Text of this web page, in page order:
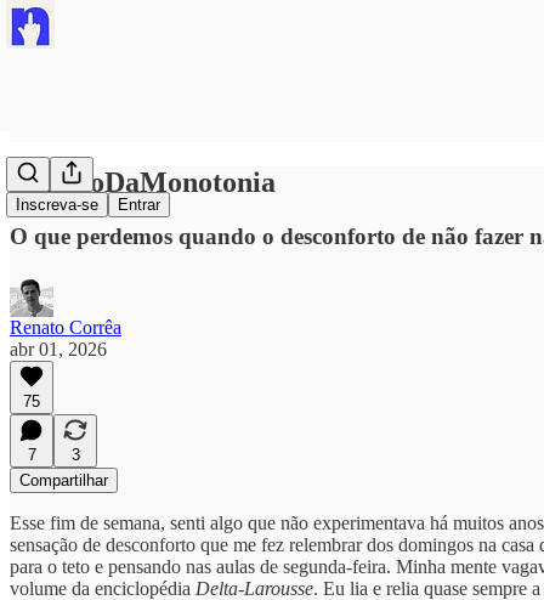
Inscreva-se Entrar
#ElogioDaMonotonia
O que perdemos quando o desconforto de não fazer
Renato Corrêa
abr 01, 2026
75
7
3
Compartilhar
Esse fim de semana, senti algo que não experimentava há muitos
sensação de desconforto que me fez relembrar dos domingos na
para o teto e pensando nas aulas de segunda-feira. Minha mente
volume da enciclopédia Delta-Larousse. Eu lia e relia quase sempre